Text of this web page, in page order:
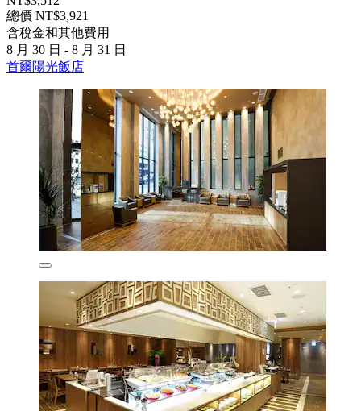
總價 NT$3,921
含稅金和其他費用
8 月 30 日 - 8 月 31 日
首爾陽光飯店